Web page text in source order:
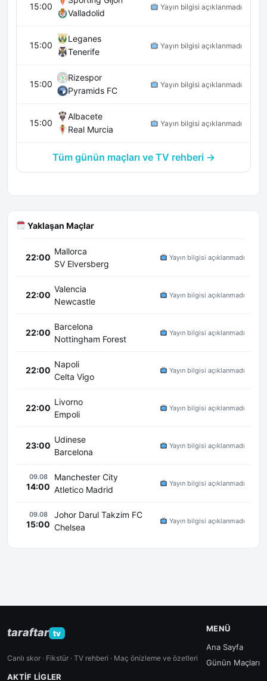
15:00
Valladolid
Yayın bilgisi açıklanmadı
15:00
Leganes
Tenerife
Yayın bilgisi açıklanmadı
15:00
Rizespor
Pyramids FC
Yayın bilgisi açıklanmadı
15:00
Albacete
Real Murcia
Yayın bilgisi açıklanmadı
Tüm günün maçları ve TV rehberi →
Yaklaşan Maçlar
22:00
Mallorca
SV Elversberg
Yayın bilgisi açıklanmadı
22:00
Valencia
Newcastle
Yayın bilgisi açıklanmadı
22:00
Barcelona
Nottingham Forest
Yayın bilgisi açıklanmadı
22:00
Napoli
Celta Vigo
Yayın bilgisi açıklanmadı
22:00
Livorno
Empoli
Yayın bilgisi açıklanmadı
23:00
Udinese
Barcelona
Yayın bilgisi açıklanmadı
09.08
14:00
Manchester City
Atletico Madrid
Yayın bilgisi açıklanmadı
09.08
15:00
Johor Darul Takzim FC
Chelsea
Yayın bilgisi açıklanmadı
taraftar tv
Canlı skor · Fikstür · TV rehberi · Maç önizleme ve özetleri
MENÜ
Ana Sayfa
Günün Maçları
AKTIF LIGLER